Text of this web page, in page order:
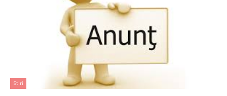
Stiri